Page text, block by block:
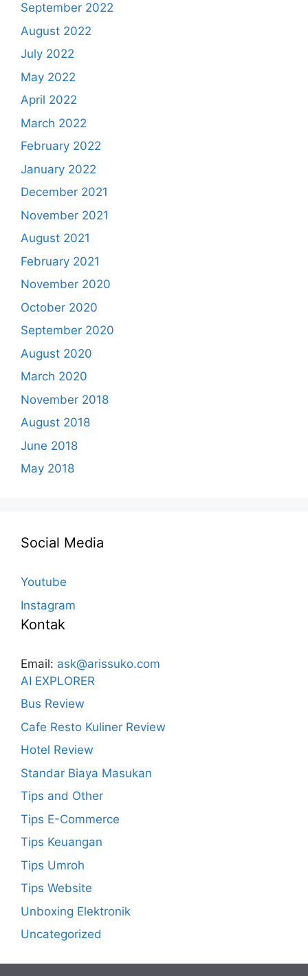
September 2022
August 2022
July 2022
May 2022
April 2022
March 2022
February 2022
January 2022
December 2021
November 2021
August 2021
February 2021
November 2020
October 2020
September 2020
August 2020
March 2020
November 2018
August 2018
June 2018
May 2018
Social Media
Youtube
Instagram
Kontak
Email: ask@arissuko.com
AI EXPLORER
Bus Review
Cafe Resto Kuliner Review
Hotel Review
Standar Biaya Masukan
Tips and Other
Tips E-Commerce
Tips Keuangan
Tips Umroh
Tips Website
Unboxing Elektronik
Uncategorized